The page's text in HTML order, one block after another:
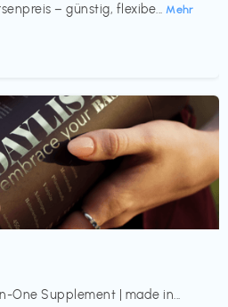
– günstig, flexibe... Mehr
One Supplement | made in...